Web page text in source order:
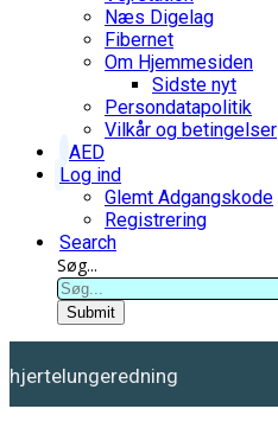
Næs Digelag
Fibernet
Om Hjemmesiden
Sidste nyt
Persondatapolitik
Vilkår og betingelser
AED
Log ind
Glemt Adgangskode
Registrering
Search
Søg...
Submit
hjertelungeredning